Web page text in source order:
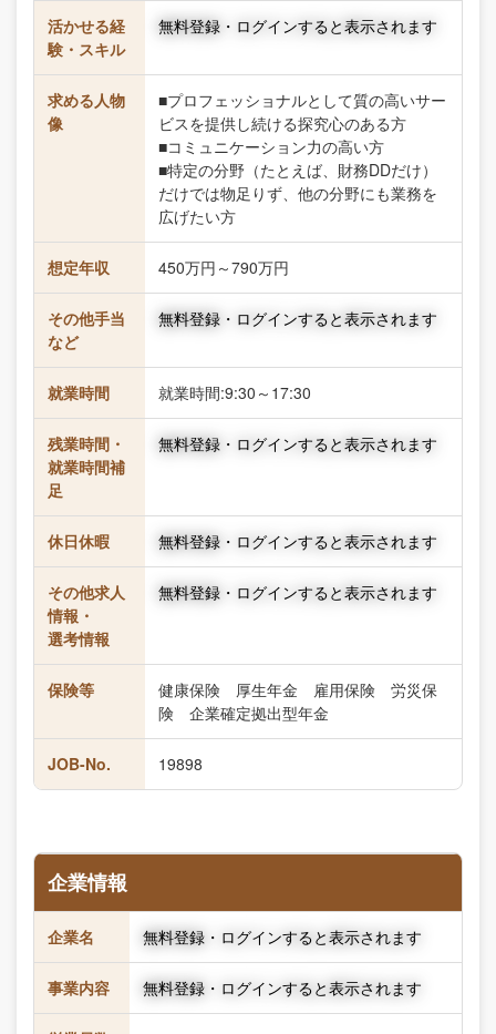
活かせる経
験・スキル
無料登録・ログインすると表示されます
求める人物
像
■プロフェッショナルとして質の高いサー
ビスを提供し続ける探究心のある方
■コミュニケーション力の高い方
■特定の分野（たとえば、財務DDだけ）
だけでは物足りず、他の分野にも業務を
広げたい方
想定年収 450万円～790万円
その他手当
など
無料登録・ログインすると表示されます
就業時間 就業時間:9:30～17:30
残業時間・
就業時間補
足
無料登録・ログインすると表示されます
休日休暇 無料登録・ログインすると表示されます
その他求人
情報・
選考情報
無料登録・ログインすると表示されます
保険等
健康保険 厚生年金 雇用保険 労災保
険 企業確定拠出型年金
JOB-No. 19898
企業情報
企業名 無料登録・ログインすると表示されます
事業内容 無料登録・ログインすると表示されます